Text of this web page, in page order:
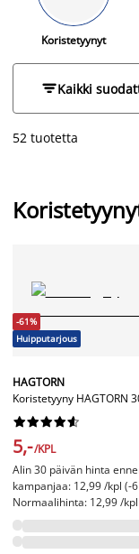
Koristetyynyt
Kaikki
52 tuotetta
-61%
Huipputarjous
HAGTORN
Koristetyyny HAGTORN






5,-/KPL
Alin 30 päivän hinta
kampanjaa: 12,99 /kpl (-
Normaalihinta: 12,99 /kpl